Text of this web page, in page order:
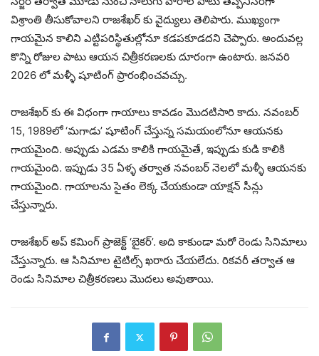
విశ్రాంతి తీసుకోవాలని రాజశేఖర్ కు వైద్యులు తెలిపారు. ముఖ్యంగా
గాయమైన కాలిని ఎట్టిపరిస్థితుల్లోనూ కడపకూడదని చెప్పారు. అందువల్ల
కొన్ని రోజుల పాటు ఆయన చిత్రీకరణలకు దూరంగా ఉంటారు. జనవరి
2026 లో మళ్ళీ షూటింగ్ ప్రారంభించవచ్చు.
రాజశేఖర్ కు ఈ విధంగా గాయాలు కావడం మొదటిసారి కాదు. నవంబర్
15, 1989లో ‘మగాడు’ షూటింగ్ చేస్తున్న సమయంలోనూ ఆయనకు
గాయమైంది. అప్పుడు ఎడమ కాలికి గాయమైతే, ఇప్పుడు కుడి కాలికి
గాయమైంది. ఇప్పుడు 35 ఏళ్ళ తర్వాత నవంబర్ నెలలో మళ్ళీ ఆయనకు
గాయమైంది. గాయాలను సైతం లెక్క చేయకుండా యాక్షన్ సీన్లు
చేస్తున్నారు.
రాజశేఖర్ అప్ కమింగ్ ప్రాజెక్ట్ ‘బైకర్’. అది కాకుండా మరో రెండు సినిమాలు
చేస్తున్నారు. ఆ సినిమాల టైటిల్స్ ఖరారు చేయలేదు. రికవరీ తర్వాత ఆ
రెండు సినిమాల చిత్రీకరణలు మొదలు అవుతాయి.